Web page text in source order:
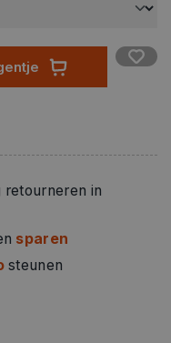
retourneren in
sparen
steunen